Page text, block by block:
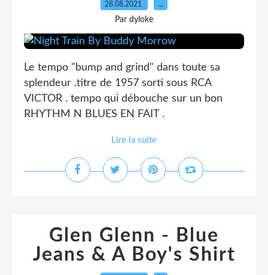
28.08.2021 …
Par dyloke
Le tempo "bump and grind" dans toute sa
splendeur .titre de 1957 sorti sous RCA
VICTOR . tempo qui débouche sur un bon
RHYTHM N BLUES EN FAIT .
Lire la suite
Glen Glenn - Blue
Jeans & A Boy's Shirt